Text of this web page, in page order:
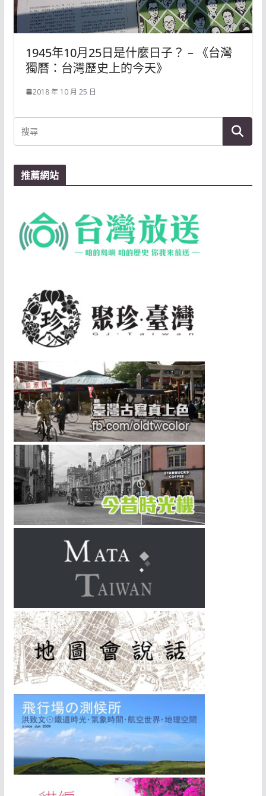
1945年10月25日是什麼日子？ – 《台灣
獨曆：台灣歷史上的今天》
2018 年 10 月 25 日
推薦網站